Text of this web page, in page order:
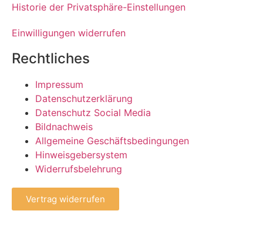
Historie der Privatsphäre-Einstellungen
Einwilligungen widerrufen
Rechtliches
Impressum
Datenschutzerklärung
Datenschutz Social Media
Bildnachweis
Allgemeine Geschäftsbedingungen
Hinweisgebersystem
Widerrufsbelehrung
Vertrag widerrufen